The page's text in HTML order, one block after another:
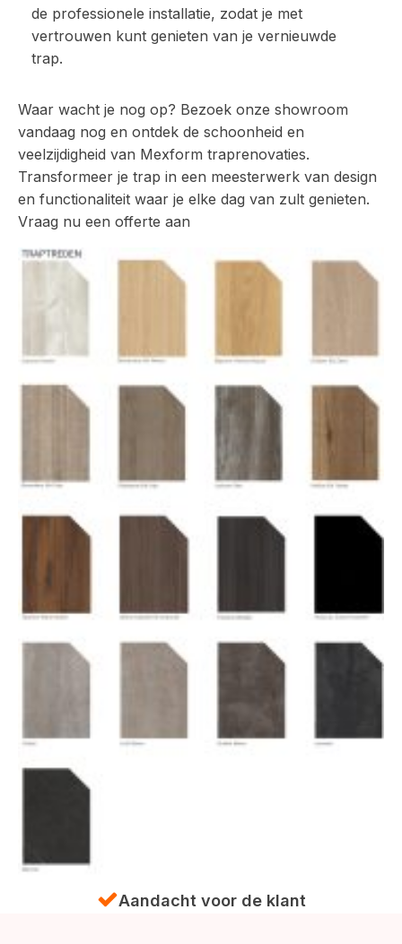
de professionele installatie, zodat je met
vertrouwen kunt genieten van je vernieuwde
trap.
Waar wacht je nog op? Bezoek onze showroom
vandaag nog en ontdek de schoonheid en
veelzijdigheid van Mexform traprenovaties.
Transformeer je trap in een meesterwerk van design
en functionaliteit waar je elke dag van zult genieten.
Vraag nu een offerte aan
voor de klant